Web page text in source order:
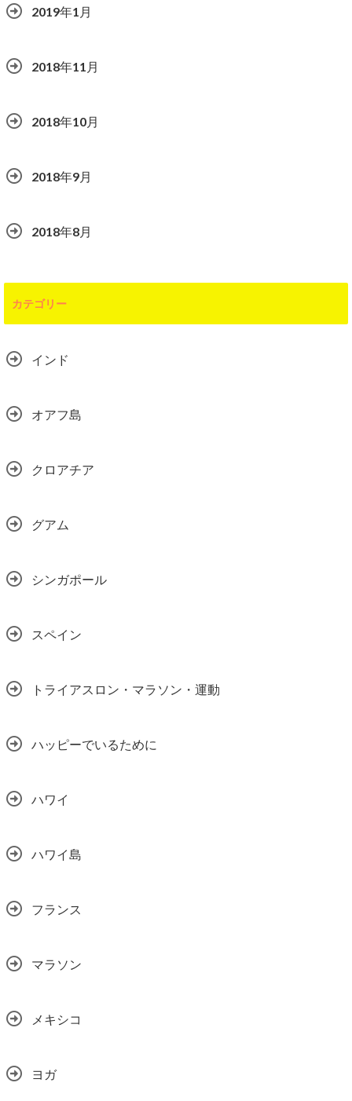
2019年1月
2018年11月
2018年10月
2018年9月
2018年8月
カテゴリー
インド
オアフ島
クロアチア
グアム
シンガポール
スペイン
トライアスロン・マラソン・運動
ハッピーでいるために
ハワイ
ハワイ島
フランス
マラソン
メキシコ
ヨガ